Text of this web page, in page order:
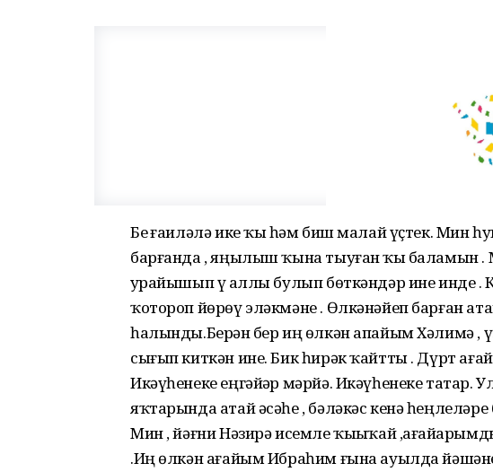
Беҙ ғаиләлә ике ҡыҙ һәм биш малай үҫтек. Мин
барғанда , яңылыш ҡына тыуған ҡыҙ баламын .
ҙурайышып үҙ аллы булып бөткәндәр ине инде .
ҡотороп йөрөү эләкмәне . Өлкәнәйеп барған
һалынды.Берҙән бер иң өлкән апайым Хәлимә ,
сығып киткән ине. Бик һирәк ҡайтты . Дүрт
Икәүһенеке еңгәйҙәр мәрйә. Икәүһенеке татар.
яҡтарында атай әсәһе , бәләкәс кенә һеңлеләре
Мин , йәғни Нәзирә исемле ҡыҙыҡай
.Иң өлкән ағайым Ибраһим ғына ауылда